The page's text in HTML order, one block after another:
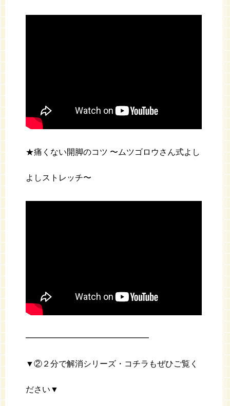
★痛くない開脚のコツ 〜ムツゴロウさん式よし
よしストレッチ〜
━━━━━━━━━━━━━━━
▼②２分で解消シリーズ・コチラもぜひご覧く
ださい▼